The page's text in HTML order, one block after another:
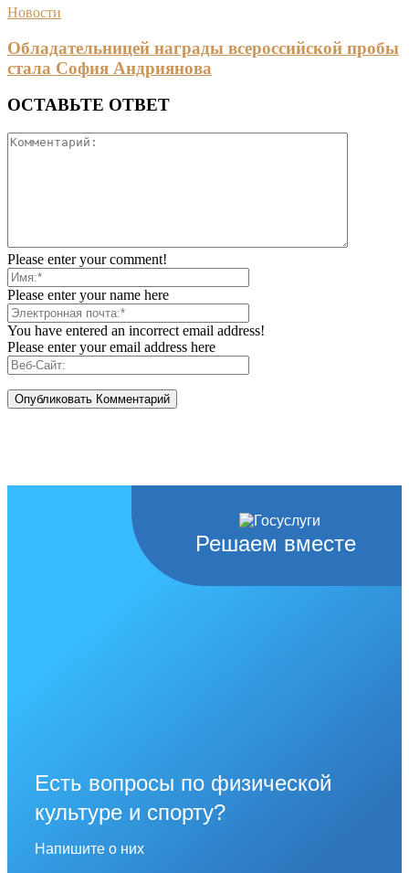
Новости
Обладательницей награды всероссийской пробы
стала София Андриянова
ОСТАВЬТЕ ОТВЕТ
Please enter your comment!
Please enter your name here
You have entered an incorrect email address!
Please enter your email address here
Решаем вместе
Есть вопросы по физической
культуре и спорту?
Напишите о них